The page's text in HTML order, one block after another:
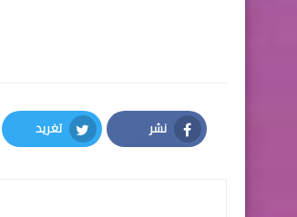
نشر
Facebook
تغريد
Twitter